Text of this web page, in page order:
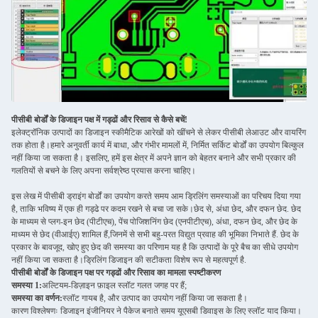
पीसीबी बोर्डों के डिजाइन पक्ष में गड्ढों और रिसाव से कैसे बचें!
इलेक्ट्रॉनिक उत्पादों का डिजाइन स्कीमैटिक आरेखों को खींचने से लेकर पीसीबी लेआउट और वायरिंग
तक होता है।हमारे अनुवर्ती कार्य में बाधा, और गंभीर मामलों में, निर्मित सर्किट बोर्डों का उपयोग बिल्कुल
नहीं किया जा सकता है। इसलिए, हमें इस क्षेत्र में अपने ज्ञान को बेहतर बनाने और सभी प्रकार की
गलतियों से बचने के लिए अपना सर्वश्रेष्ठ प्रयास करना चाहिए।
इस लेख में पीसीबी ड्राइंग बोर्डों का उपयोग करते समय आम ड्रिलिंग समस्याओं का परिचय दिया गया
है, ताकि भविष्य में एक ही गड्ढे पर कदम रखने से बचा जा सके।छेद से, अंधा छेद, और दफन छेद. छेद
के माध्यम से प्लग-इन छेद (पीटीएच), पेंच पोजिशनिंग छेद (एनपीटीएच), अंधा, दफन छेद, और छेद के
माध्यम से छेद (वीआईए) शामिल हैं,जिनमें से सभी बहु-परत विद्युत प्रवाह की भूमिका निभाते हैं. छेद के
प्रकार के बावजूद, खोए हुए छेद की समस्या का परिणाम यह है कि उत्पादों के पूरे बैच का सीधे उपयोग
नहीं किया जा सकता है।ड्रिलिंग डिजाइन की सटीकता विशेष रूप से महत्वपूर्ण है.
पीसीबी बोर्डों के डिजाइन पक्ष पर गड्ढों और रिसाव का मामला स्पष्टीकरण
समस्या 1:अल्टियम-डिज़ाइन फ़ाइल स्लॉट गलत जगह पर हैं;
समस्या का वर्णन:स्लॉट गायब है, और उत्पाद का उपयोग नहीं किया जा सकता है।
कारण विश्लेषणः डिजाइन इंजीनियर ने पैकेज बनाते समय यूएसबी डिवाइस के लिए स्लॉट याद किया।